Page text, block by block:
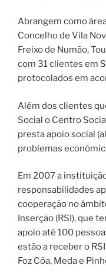
Abrangem como
Concelho de Vila
Freixo de Numão,
com 31 clientes em
protocolados em
Além dos clientes
Social o Centro
presta apoio social
problemas
Em 2007 a
responsabilidades
cooperação no
Inserção (RSI), que
apoio até 100
estão a receber o
Foz Côa, Meda e